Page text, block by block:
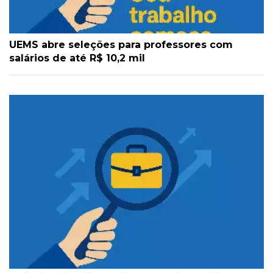
UEMS abre seleções para professores com
salários de até R$ 10,2 mil